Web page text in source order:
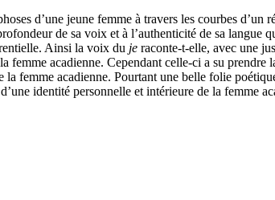
d’une jeune femme à travers les courbes
de sa voix et à l’authenticité de sa
Ainsi la voix du je raconte-t-elle, avec une
acadienne. Cependant celle-ci a su prendre
la femme acadienne. Pourtant une belle folie
identité personnelle et intérieure de la femme